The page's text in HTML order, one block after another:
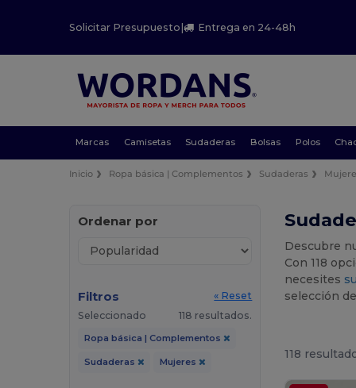
Solicitar Presupuesto | Entrega en 24-48h
Marcas Camisetas Sudaderas Bolsas Polos
Inicio Ropa básica | Complementos Sudaderas
Ordenar por
Filtros
« Reset
Seleccionado
118 resultados.
Ropa básica | Complementos
Sudaderas Mujeres
Descubre
Con 118
necesites
selección
118